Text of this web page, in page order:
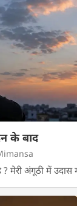
के बाद
मेरी अंगूठी में उदास